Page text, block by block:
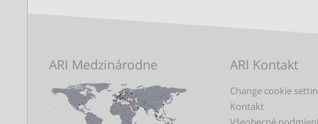
ARI Medzinárodne ARI Kontakt
Change cookie
Kontakt